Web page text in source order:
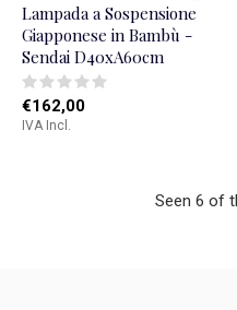
Lampada a Sospensione
Giapponese in Bambù -
Sendai D40xA60cm
€162,00
IVA Incl.
Seen 6 of